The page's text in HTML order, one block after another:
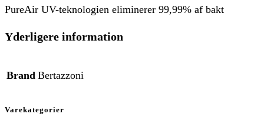
PureAir UV-teknologien eliminerer 99,99% af bakt
Yderligere information
Brand Bertazzoni
Varekategorier